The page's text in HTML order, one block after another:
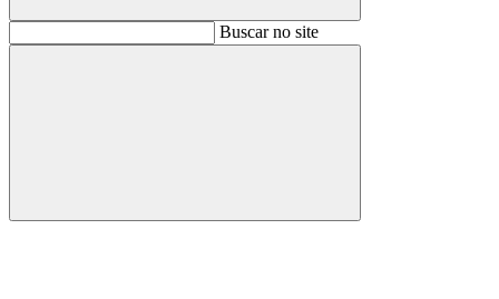
BuscarBuscar no site
Buscar